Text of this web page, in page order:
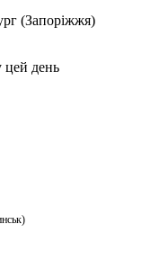
(Запоріжжя)
цей день